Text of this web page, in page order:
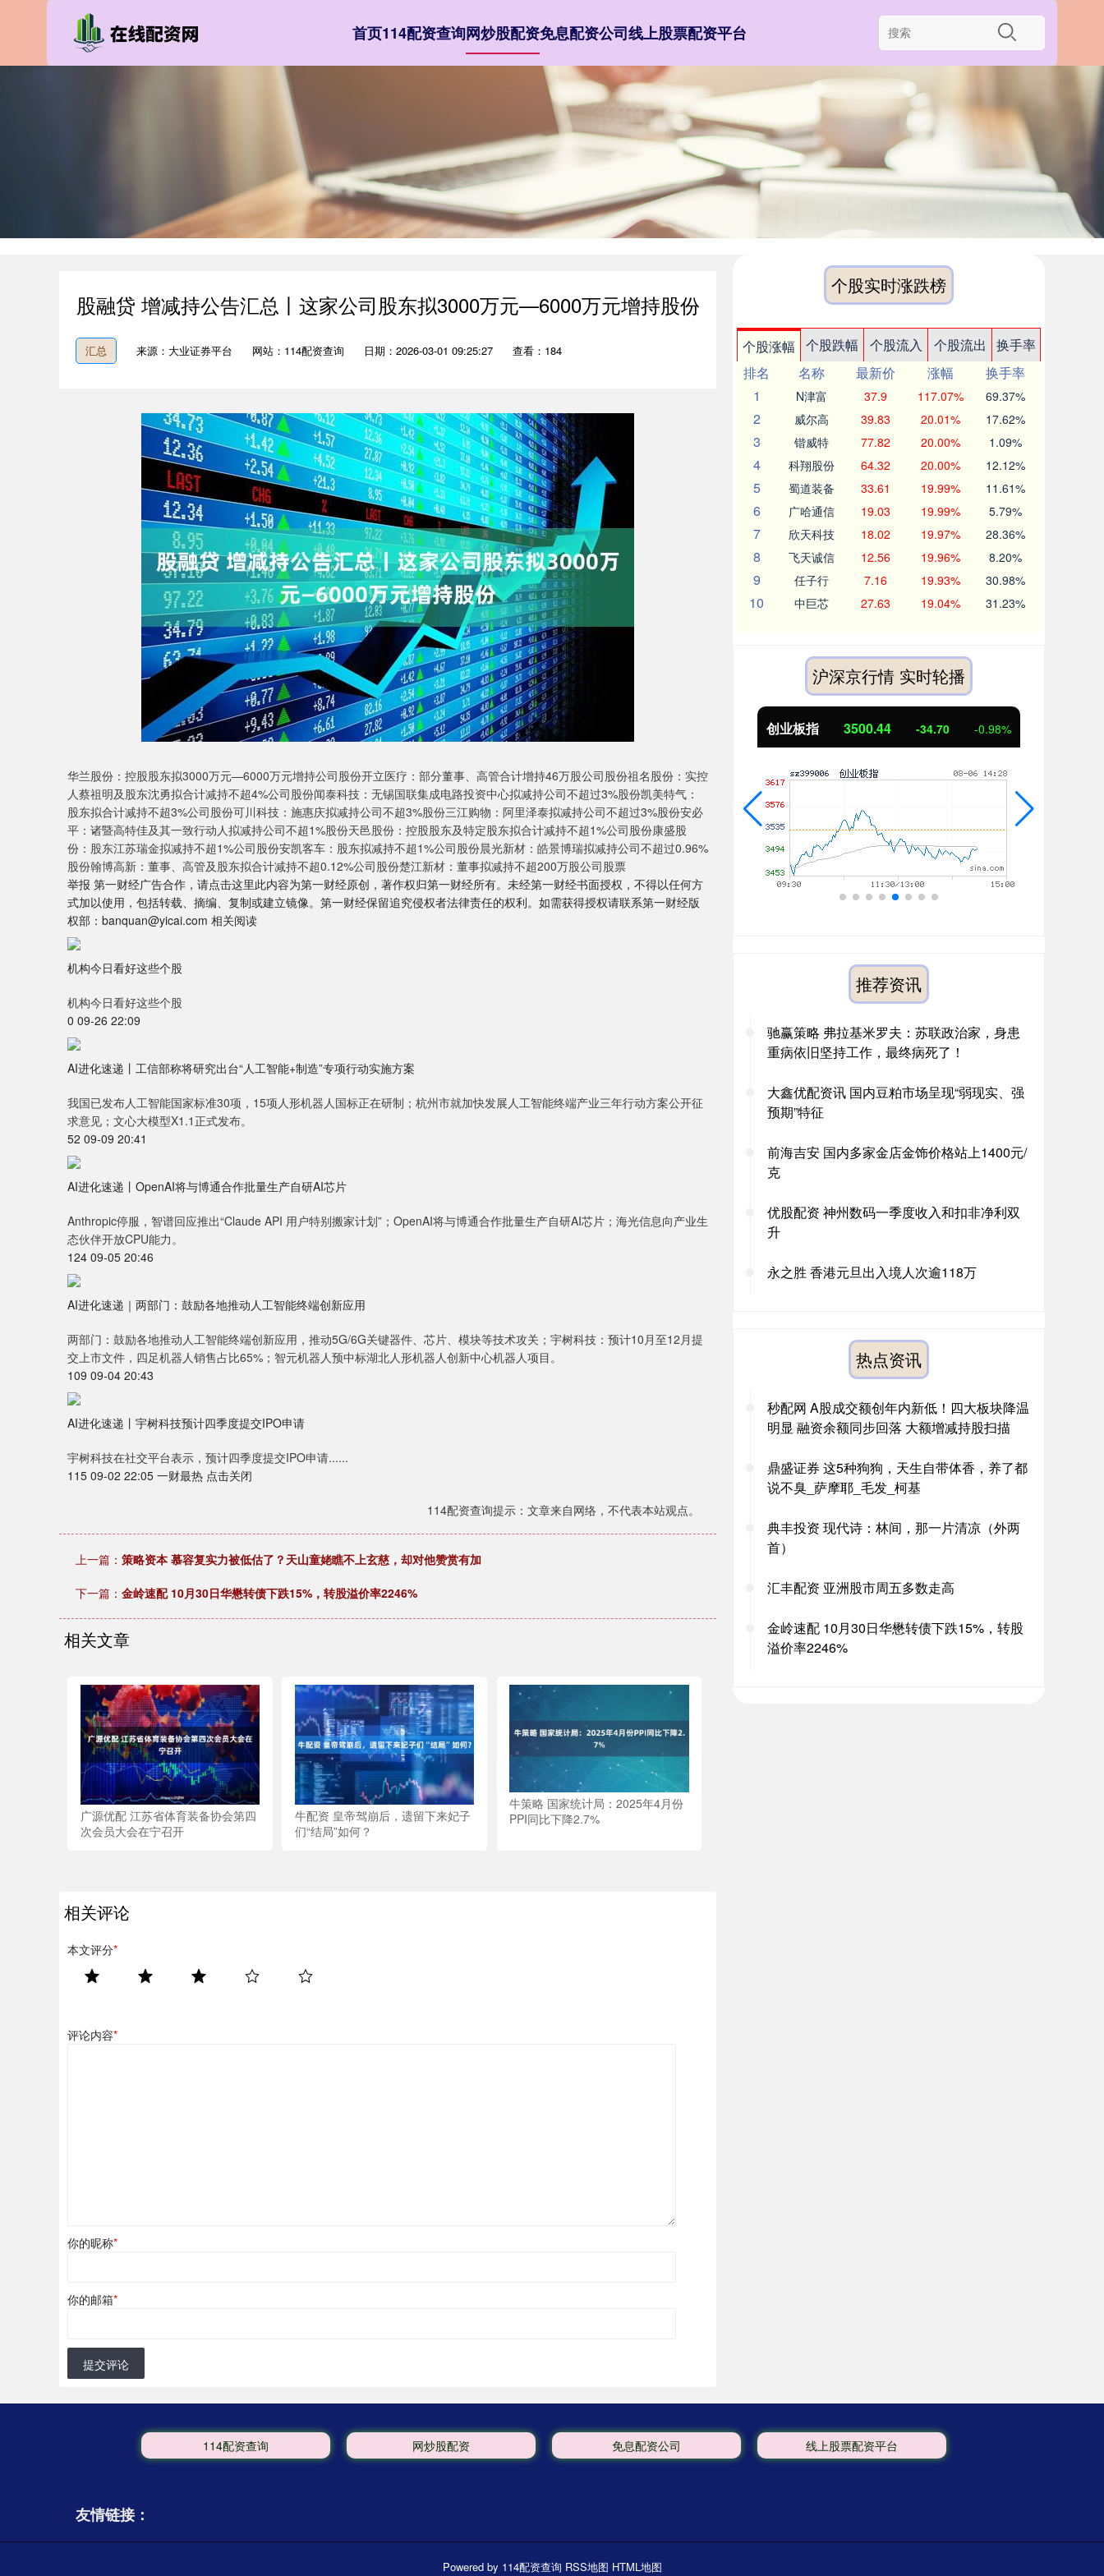
首页114配资查询网炒股配资免息配资公司线上股票配资平台
股融贷 增减持公告汇总丨这家公司股东拟3000万元—6000万元增持股份
汇总 来源：大业证券平台 网站：114配资查询 日期：2026-03-01 09:25:27 查看：184
华兰股份：控股股东拟3000万元—6000万元增持公司股份开立医疗：部分董事、高管合计增持46万股公司股份祖名股份：实控
人蔡祖明及股东沈勇拟合计减持不超4%公司股份闻泰科技：无锡国联集成电路投资中心拟减持公司不超过3%股份凯美特气：
股东拟合计减持不超3%公司股份可川科技：施惠庆拟减持公司不超3%股份三江购物：阿里泽泰拟减持公司不超过3%股份安必
平：诸暨高特佳及其一致行动人拟减持公司不超1%股份天邑股份：控股股东及特定股东拟合计减持不超1%公司股份康盛股
份：股东江苏瑞金拟减持不超1%公司股份安凯客车：股东拟减持不超1%公司股份晨光新材：皓景博瑞拟减持公司不超过0.96%
股份翰博高新：董事、高管及股东拟合计减持不超0.12%公司股份楚江新材：董事拟减持不超200万股公司股票
举报 第一财经广告合作，请点击这里此内容为第一财经原创，著作权归第一财经所有。未经第一财经书面授权，不得以任何方
式加以使用，包括转载、摘编、复制或建立镜像。第一财经保留追究侵权者法律责任的权利。如需获得授权请联系第一财经版
权部：banquan@yicai.com 相关阅读
机构今日看好这些个股
机构今日看好这些个股
0 09-26 22:09
AI进化速递丨工信部称将研究出台“人工智能+制造”专项行动实施方案
我国已发布人工智能国家标准30项，15项人形机器人国标正在研制；杭州市就加快发展人工智能终端产业三年行动方案公开征
求意见；文心大模型X1.1正式发布。
52 09-09 20:41
AI进化速递丨OpenAI将与博通合作批量生产自研AI芯片
Anthropic停服，智谱回应推出“Claude API 用户特别搬家计划”；OpenAI将与博通合作批量生产自研AI芯片；海光信息向产业生
态伙伴开放CPU能力。
124 09-05 20:46
AI进化速递｜两部门：鼓励各地推动人工智能终端创新应用
两部门：鼓励各地推动人工智能终端创新应用，推动5G/6G关键器件、芯片、模块等技术攻关；宇树科技：预计10月至12月提
交上市文件，四足机器人销售占比65%；智元机器人预中标湖北人形机器人创新中心机器人项目。
109 09-04 20:43
AI进化速递丨宇树科技预计四季度提交IPO申请
宇树科技在社交平台表示，预计四季度提交IPO申请......
115 09-02 22:05 一财最热 点击关闭
114配资查询提示：文章来自网络，不代表本站观点。
上一篇： 策略资本 慕容复实力被低估了？天山童姥瞧不上玄慈，却对他赞赏有加
下一篇： 金岭速配 10月30日华懋转债下跌15%，转股溢价率2246%
相关文章
广源优配 江苏省体育装备协会第四
次会员大会在宁召开
牛配资 皇帝驾崩后，遗留下来妃子
们“结局”如何？
牛策略 国家统计局：2025年4月份
PPI同比下降2.7%
相关评论
本文评分*
评论内容*
你的昵称*
你的邮箱*
提交评论
个股实时涨跌榜
个股涨幅 个股跌幅 个股流入 个股流出
换手率
排名
名称 最新价 涨幅
换手率
1
N津富 37.9 117.07% 69.37%
2 威尔高 39.83 20.01% 17.62%
3 锴威特 77.82 20.00% 1.09%
4 科翔股份 64.32 20.00% 12.12%
5 蜀道装备 33.61 19.99% 11.61%
6 广哈通信 19.03 19.99% 5.79%
7 欣天科技 18.02 19.97% 28.36%
8 飞天诚信 12.56 19.96% 8.20%
9 任子行 7.16 19.93% 30.98%
10 中巨芯 27.63 19.04% 31.23%
沪深京行情 实时轮播
沪深300 4640.19 -17.97 -0.39% 北证50 1118.44 创业板指 3500.44 -34.70 -0.98%
推荐资讯
驰赢策略 弗拉基米罗夫：苏联政治家，身患
重病依旧坚持工作，最终病死了！
大鑫优配资讯 国内豆粕市场呈现“弱现实、强
预期”特征
前海吉安 国内多家金店金饰价格站上1400元/
克
优股配资 神州数码一季度收入和扣非净利双
升
永之胜 香港元旦出入境人次逾118万
热点资讯
秒配网 A股成交额创年内新低！四大板块降温
明显 融资余额同步回落 大额增减持股扫描
鼎盛证券 这5种狗狗，天生自带体香，养了都
说不臭_萨摩耶_毛发_柯基
典丰投资 现代诗：林间，那一片清凉（外两
首）
汇丰配资 亚洲股市周五多数走高
金岭速配 10月30日华懋转债下跌15%，转股
溢价率2246%
114配资查询 网炒股配资 免息配资公司 线上股票配资平台
友情链接：
Powered by 114配资查询 RSS地图 HTML地图